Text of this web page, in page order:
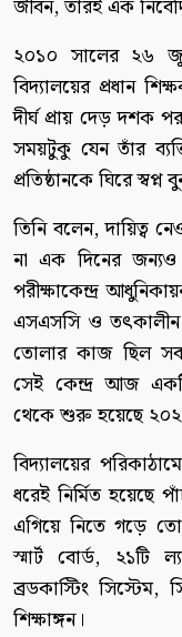
জীবন, তারই এক
২০১০ সালের ২৬
বিদ্যালয়ের প্রধান
দীর্ঘ প্রায় দেড় দশক
সময়টুকু যেন তাঁর
প্রতিষ্ঠানকে ঘিরে স্বপ্ন
তিনি বলেন, দায়িত্ব
না এক দিনের জন্যও।
পরীক্ষাকেন্দ্র
এসএসসি ও তৎকালীন
তোলার কাজ ছিল
সেই কেন্দ্র আজ
থেকে শুরু হয়েছে
বিদ্যালয়ের
ধরেই নির্মিত হয়েছে
এগিয়ে নিতে গড়ে
স্মার্ট বোর্ড, ২১টি
ব্রডকাস্টিং
শিক্ষাঙ্গন।